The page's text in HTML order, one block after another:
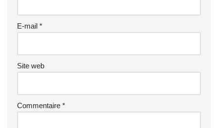
E-mail *
Site web
Commentaire *